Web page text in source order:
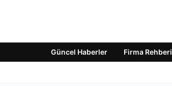
Güncel Haberler Firma Rehberi